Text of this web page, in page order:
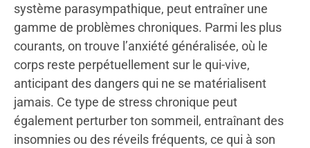
système parasympathique, peut entraîner une
gamme de problèmes chroniques. Parmi les plus
courants, on trouve l’anxiété généralisée, où le
corps reste perpétuellement sur le qui-vive,
anticipant des dangers qui ne se matérialisent
jamais. Ce type de stress chronique peut
également perturber ton sommeil, entraînant des
insomnies ou des réveils fréquents, ce qui à son